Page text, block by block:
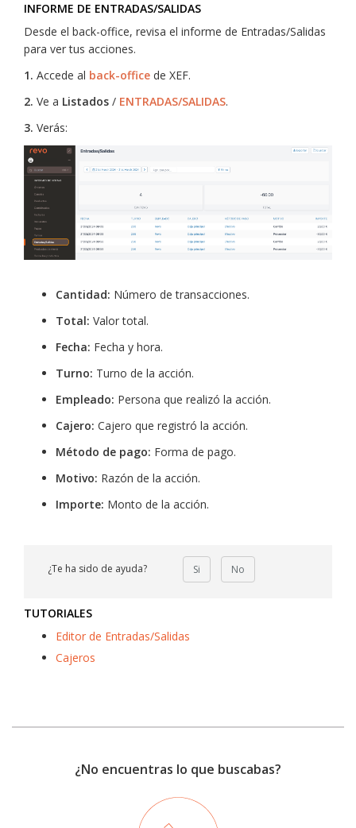
INFORME DE ENTRADAS/SALIDAS
Desde el back-office, revisa el informe de Entradas/Salidas
para ver tus acciones.
1. Accede al back-office de XEF.
2. Ve a Listados / ENTRADAS/SALIDAS.
3. Verás:
Cantidad: Número de transacciones.
Total: Valor total.
Fecha: Fecha y hora.
Turno: Turno de la acción.
Empleado: Persona que realizó la acción.
Cajero: Cajero que registró la acción.
Método de pago: Forma de pago.
Motivo: Razón de la acción.
Importe: Monto de la acción.
¿Te ha sido de ayuda? Si No
TUTORIALES
Editor de Entradas/Salidas
Cajeros
¿No encuentras lo que buscabas?